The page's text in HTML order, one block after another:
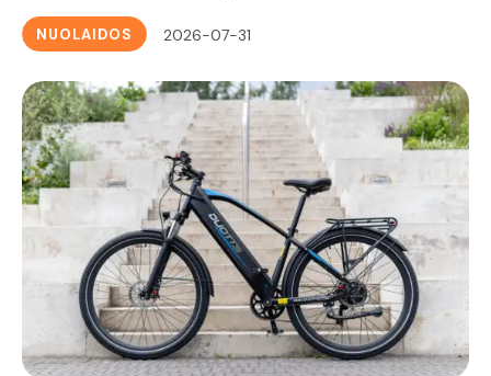
NUOLAIDOS 2026-07-31